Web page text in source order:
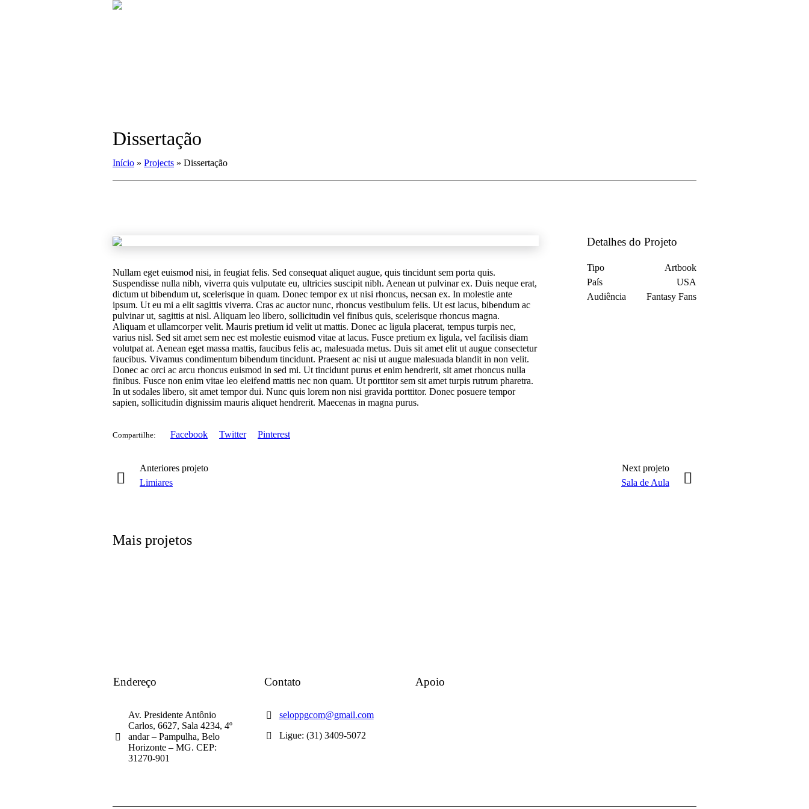
Dissertação
Início » Projects » Dissertação
Nullam eget euismod nisi, in feugiat felis. Sed consequat aliquet augue, quis tincidunt sem porta quis.
Suspendisse nulla nibh, viverra quis vulputate eu, ultricies suscipit nibh. Aenean ut pulvinar ex. Duis neque erat,
dictum ut bibendum ut, scelerisque in quam. Donec tempor ex ut nisi rhoncus, necsan ex. In molestie ante
ipsum. Ut eu mi a elit sagittis viverra. Cras ac auctor nunc, rhoncus vestibulum felis. Ut est lacus, bibendum ac
pulvinar ut, sagittis at nisl. Aliquam leo libero, sollicitudin vel finibus quis, scelerisque rhoncus magna.
Aliquam et ullamcorper velit. Mauris pretium id velit ut mattis. Donec ac ligula placerat, tempus turpis nec,
varius nisl. Sed sit amet sem nec est molestie euismod vitae at lacus. Fusce pretium ex ligula, vel facilisis diam
volutpat at. Aenean eget massa mattis, faucibus felis ac, malesuada metus. Duis sit amet elit ut augue consectetur
faucibus. Vivamus condimentum bibendum tincidunt. Praesent ac nisi ut augue malesuada blandit in non velit.
Donec ac orci ac arcu rhoncus euismod in sed mi. Ut tincidunt purus et enim hendrerit, sit amet rhoncus nulla
finibus. Fusce non enim vitae leo eleifend mattis nec non quam. Ut porttitor sem sit amet turpis rutrum pharetra.
In ut sodales libero, sit amet tempor dui. Nunc quis lorem non nisi gravida porttitor. Donec posuere tempor
sapien, sollicitudin dignissim mauris aliquet hendrerit. Maecenas in magna purus.
Detalhes do Projeto
Tipo
Artbook
País
USA
Audiência
Fantasy Fans
Compartilhe: Facebook Twitter Pinterest
Anteriores projeto
Limiares
Next projeto
Sala de Aula
Mais projetos
Endereço
Av. Presidente Antônio
Carlos, 6627, Sala 4234, 4º
andar – Pampulha, Belo
Horizonte – MG. CEP:
31270-901
Contato
seloppgcom@gmail.com
Ligue: (31) 3409-5072
Apoio